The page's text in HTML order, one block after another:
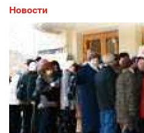
Новости